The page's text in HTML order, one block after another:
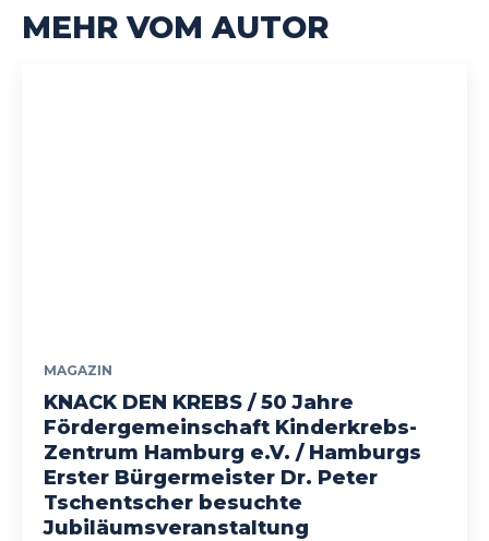
MEHR VOM AUTOR
MAGAZIN
KNACK DEN KREBS / 50 Jahre
Fördergemeinschaft Kinderkrebs-
Zentrum Hamburg e.V. / Hamburgs
Erster Bürgermeister Dr. Peter
Tschentscher besuchte
Jubiläumsveranstaltung